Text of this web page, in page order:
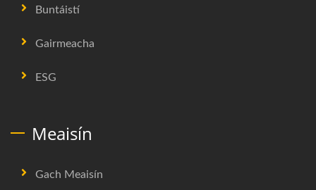
Buntáistí
Gairmeacha
ESG
Meaisín
Gach Meaisín